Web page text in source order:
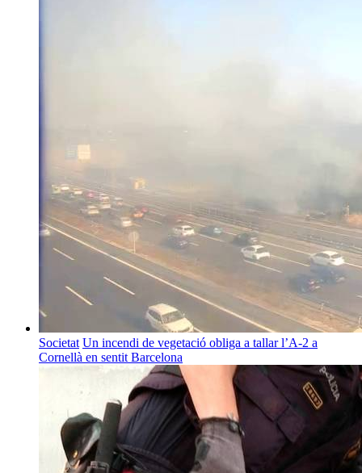
Societat Un incendi de vegetació obliga a tallar l’A-2 a
Cornellà en sentit Barcelona